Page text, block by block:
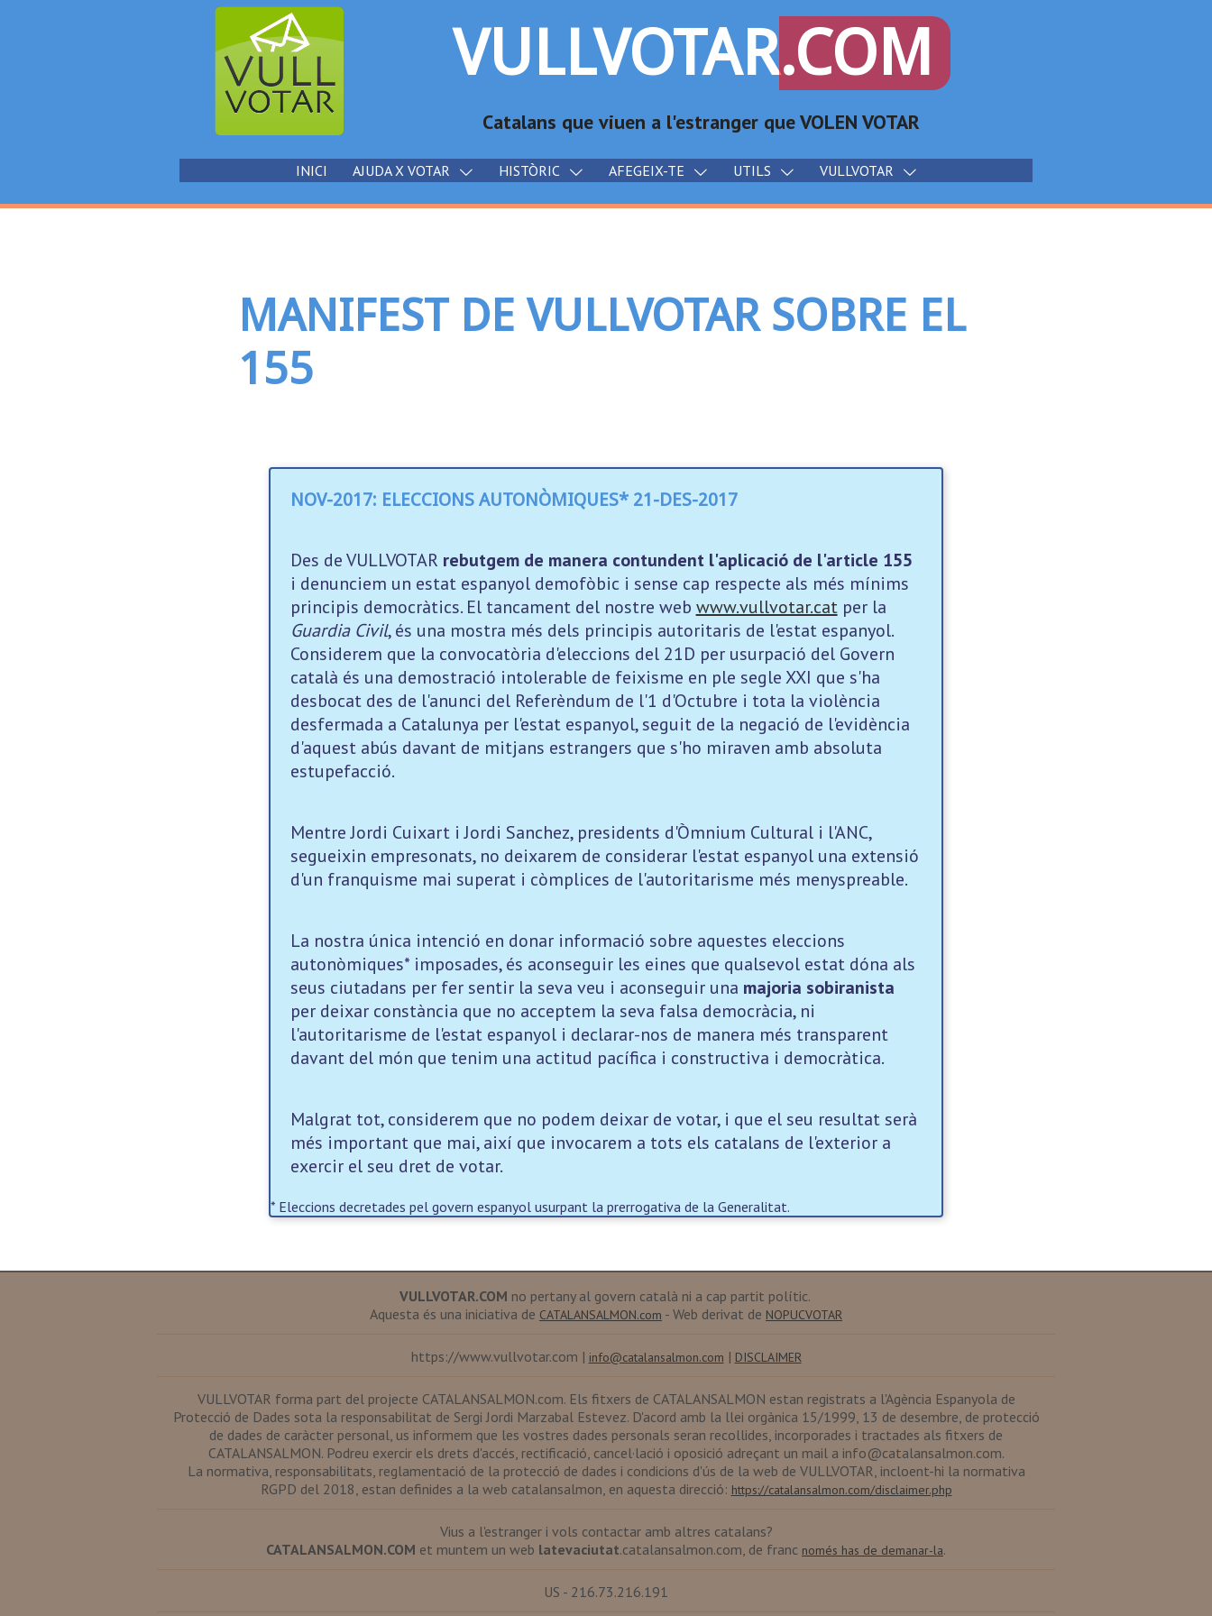
VULLVOTAR.COM
Catalans que viuen a l'estranger que VOLEN VOTAR
INICI AJUDA X VOTAR HISTÒRIC AFEGEIX-TE UTILS VULLVOTAR
MANIFEST DE VULLVOTAR SOBRE EL
155
NOV-2017: ELECCIONS AUTONÒMIQUES* 21-DES-2017
Des de VULLVOTAR rebutgem de manera contundent l'aplicació de l'article 155
i denunciem un estat espanyol demofòbic i sense cap respecte als més mínims
principis democràtics. El tancament del nostre web www.vullvotar.catper la
Guardia Civil, és una mostra més dels principis autoritaris de l'estat espanyol.
Considerem que la convocatòria d'eleccions del 21D per usurpació del Govern
català és una demostració intolerable de feixisme en ple segle XXI que s'ha
desbocat des de l'anunci del Referèndum de l'1 d'Octubre i tota la violència
desfermada a Catalunya per l'estat espanyol, seguit de la negació de l'evidència
d'aquest abús davant de mitjans estrangers que s'ho miraven amb absoluta
estupefacció.
Mentre Jordi Cuixart i Jordi Sanchez, presidents d'Òmnium Cultural i l'ANC,
segueixin empresonats, no deixarem de considerar l'estat espanyol una extensió
d'un franquisme mai superat i còmplices de l'autoritarisme més menyspreable.
La nostra única intenció en donar informació sobre aquestes eleccions
autonòmiques* imposades, és aconseguir les eines que qualsevol estat dóna als
seus ciutadans per fer sentir la seva veu i aconseguir una majoria sobiranista
per deixar constància que no acceptem la seva falsa democràcia, ni
l'autoritarisme de l'estat espanyol i declarar-nos de manera més transparent
davant del món que tenim una actitud pacífica i constructiva i democràtica.
Malgrat tot, considerem que no podem deixar de votar, i que el seu resultat serà
més important que mai, així que invocarem a tots els catalans de l'exterior a
exercir el seu dret de votar.
* Eleccions decretades pel govern espanyol usurpant la prerrogativa de la Generalitat.
VULLVOTAR.COM no pertany al govern català ni a cap partit polític.
Aquesta és una iniciativa de CATALANSALMON.com - Web derivat de NOPUCVOTAR
https://www.vullvotar.com | info@catalansalmon.com | DISCLAIMER
VULLVOTAR forma part del projecte CATALANSALMON.com. Els fitxers de CATALANSALMON estan registrats a l'Agència Espanyola de
Protecció de Dades sota la responsabilitat de Sergi Jordi Marzabal Estevez. D'acord amb la llei orgànica 15/1999, 13 de desembre, de protecció
de dades de caràcter personal, us informem que les vostres dades personals seran recollides, incorporades i tractades als fitxers de
CATALANSALMON. Podreu exercir els drets d'accés, rectificació, cancel·lació i oposició adreçant un mail a info@catalansalmon.com.
La normativa, responsabilitats, reglamentació de la protecció de dades i condicions d'ús de la web de VULLVOTAR, incloent-hi la normativa
RGPD del 2018, estan definides a la web catalansalmon, en aquesta direcció: https://catalansalmon.com/disclaimer.php
Vius a l'estranger i vols contactar amb altres catalans?
CATALANSALMON.COM et muntem un web latevaciutat.catalansalmon.com, de franc només has de demanar-la.
US - 216.73.216.191